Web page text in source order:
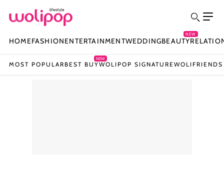
HOMEFASHIONENTERTAINMENTWEDDINGBEAUTY
NEW
MOST POPULAR BEST BUY
NEW
WOLIPOP SIGNATUREWOLIFRIENDS